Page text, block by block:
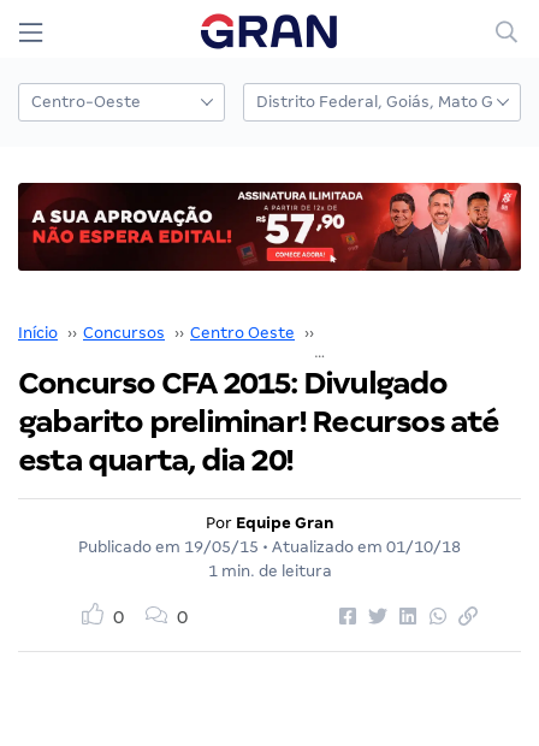
Início ›› Concursos ›› Centro Oeste ››
Concurso CFA 2015: Divulgado
gabarito preliminar! Recursos até
esta quarta, dia 20!
Por Equipe Gran
Publicado em 19/05/15 • Atualizado em 01/10/18
1 min. de leitura
0 0